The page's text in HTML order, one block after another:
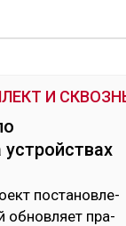
И
пос­та­нов­ле­
об­нов­ляет пра­